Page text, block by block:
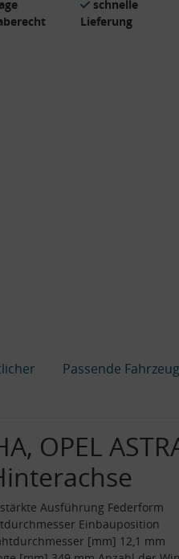
schnelle
Lieferung
Passende
OPEL
Ausführung Federform
Einbauposition
[mm] 12,1 mm